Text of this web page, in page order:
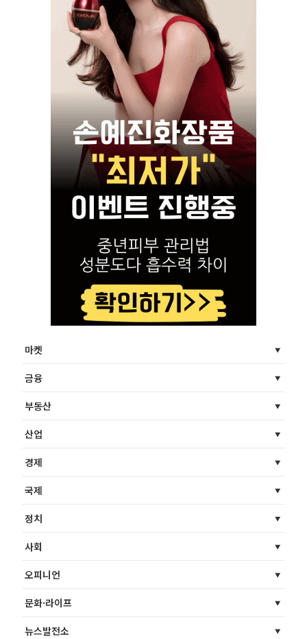
마켓
금융
부동산
산업
경제
국제
정치
사회
오피니언
문화·라이프
뉴스발전소